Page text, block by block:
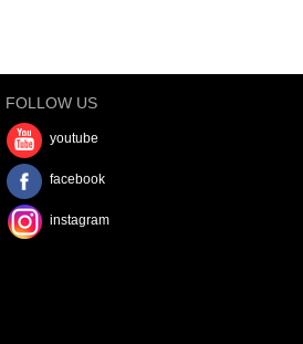
FOLLOW US
youtube
facebook
instagram